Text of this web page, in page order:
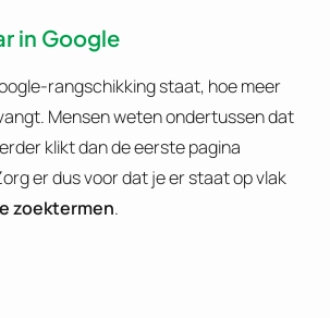
in Google
rangschikking staat, hoe meer
Mensen weten ondertussen dat
klikt dan de eerste pagina
er dus voor dat je er staat op vlak
zoektermen.